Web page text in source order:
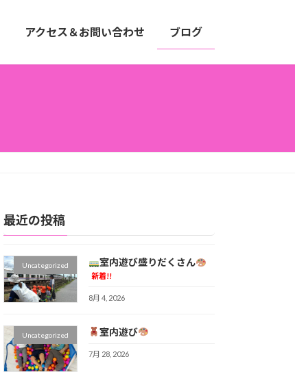
アクセス＆お問い合わせ ブログ
最近の投稿
Uncategorized 室内遊び盛りだくさん
新着!!
8月 4, 2026
Uncategorized 室内遊び
7月 28, 2026